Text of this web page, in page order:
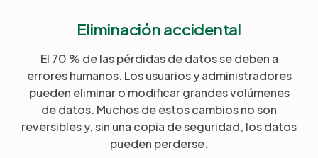
Eliminación accidental
El 70 % de las pérdidas de datos se deben a
errores humanos. Los usuarios y administradores
pueden eliminar o modificar grandes volúmenes
de datos. Muchos de estos cambios no son
reversibles y, sin una copia de seguridad, los datos
pueden perderse.